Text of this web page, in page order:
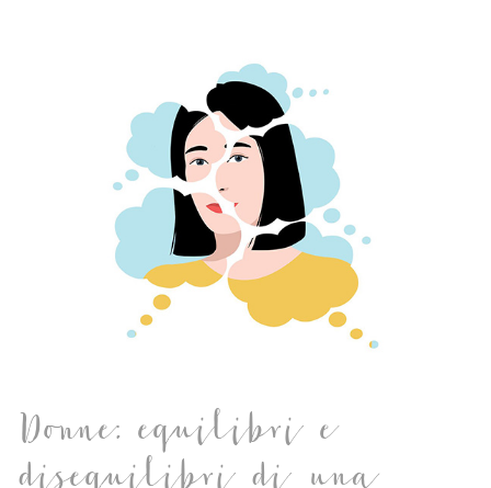
Donne: equilibri e